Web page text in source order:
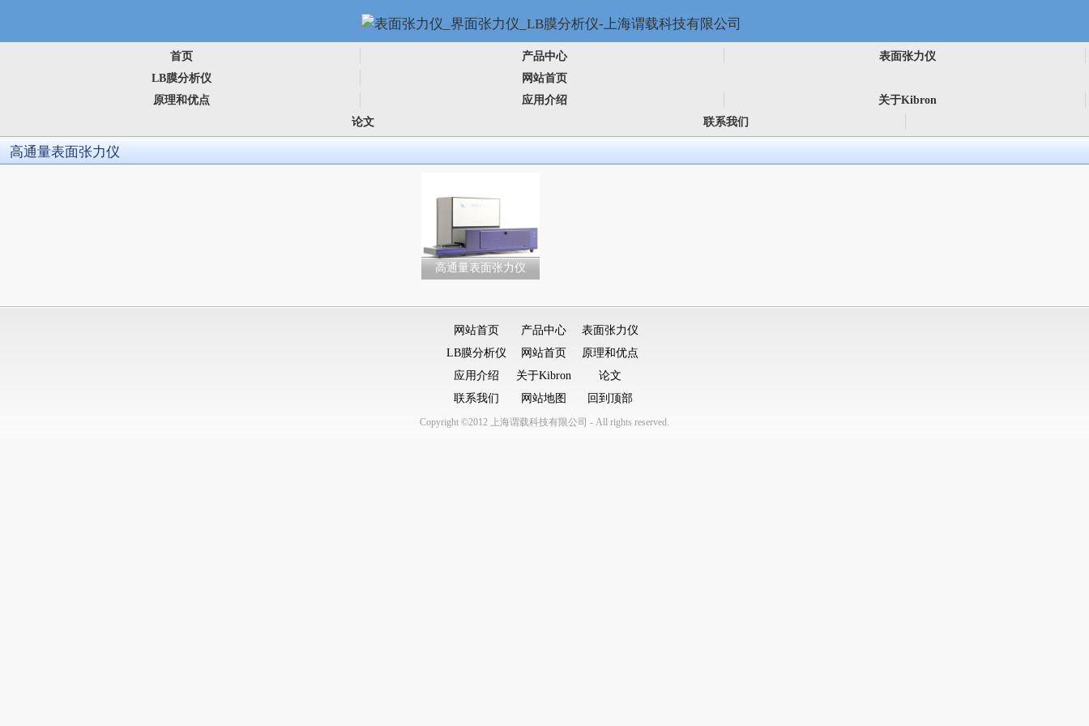
首页 产品中心
表面张力仪
LB膜分析仪
网站首页
原理和优点
应用介绍
关于Kibron
论文
联系我们
高通量表面张力仪
高通量表面张力仪
网站首页 产品中心
表面张力仪
LB膜分析仪
网站首页
原理和优点
应用介绍
关于Kibron
论文
联系我们
网站地图 回到顶部
Copyright ©2012 上海谓载科技有限公司 - All rights reserved.